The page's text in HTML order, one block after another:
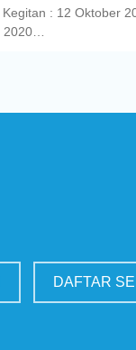
Kegitan : 12 Oktober
DAFTAR